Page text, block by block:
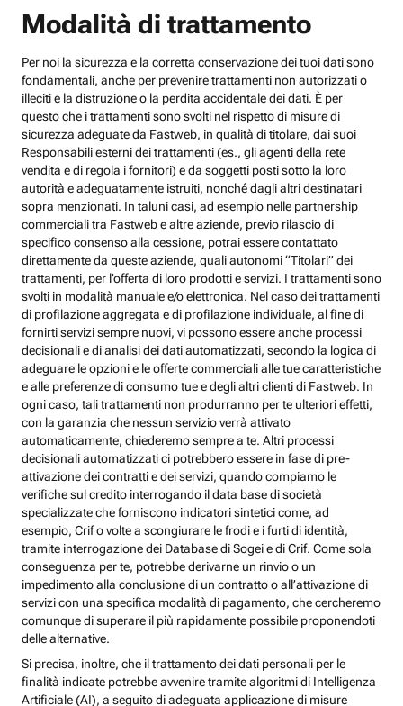
Modalità di trattamento
Per noi la sicurezza e la corretta conservazione dei tuoi dati sono
fondamentali, anche per prevenire trattamenti non autorizzati o
illeciti e la distruzione o la perdita accidentale dei dati. È per
questo che i trattamenti sono svolti nel rispetto di misure di
sicurezza adeguate da Fastweb, in qualità di titolare, dai suoi
Responsabili esterni dei trattamenti (es., gli agenti della rete
vendita e di regola i fornitori) e da soggetti posti sotto la loro
autorità e adeguatamente istruiti, nonché dagli altri destinatari
sopra menzionati. In taluni casi, ad esempio nelle partnership
commerciali tra Fastweb e altre aziende, previo rilascio di
specifico consenso alla cessione, potrai essere contattato
direttamente da queste aziende, quali autonomi “Titolari” dei
trattamenti, per l’offerta di loro prodotti e servizi. I trattamenti sono
svolti in modalità manuale e/o elettronica. Nel caso dei trattamenti
di profilazione aggregata e di profilazione individuale, al fine di
fornirti servizi sempre nuovi, vi possono essere anche processi
decisionali e di analisi dei dati automatizzati, secondo la logica di
adeguare le opzioni e le offerte commerciali alle tue caratteristiche
e alle preferenze di consumo tue e degli altri clienti di Fastweb. In
ogni caso, tali trattamenti non produrranno per te ulteriori effetti,
con la garanzia che nessun servizio verrà attivato
automaticamente, chiederemo sempre a te. Altri processi
decisionali automatizzati ci potrebbero essere in fase di pre-
attivazione dei contratti e dei servizi, quando compiamo le
verifiche sul credito interrogando il data base di società
specializzate che forniscono indicatori sintetici come, ad
esempio, Crif o volte a scongiurare le frodi e i furti di identità,
tramite interrogazione dei Database di Sogei e di Crif. Come sola
conseguenza per te, potrebbe derivarne un rinvio o un
impedimento alla conclusione di un contratto o all’attivazione di
servizi con una specifica modalità di pagamento, che cercheremo
comunque di superare il più rapidamente possibile proponendoti
delle alternative.
Si precisa, inoltre, che il trattamento dei dati personali per le
finalità indicate potrebbe avvenire tramite algoritmi di Intelligenza
Artificiale (AI), a seguito di adeguata applicazione di misure